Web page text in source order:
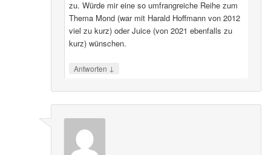
zu. Würde mir eine so umfrangreiche Reihe zum
Thema Mond (war mit Harald Hoffmann von 2012
viel zu kurz) oder Juice (von 2021 ebenfalls zu
kurz) wünschen.
Antworten ↓